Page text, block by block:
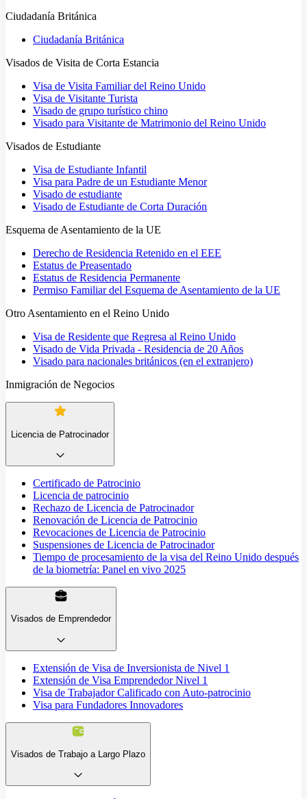
Ciudadanía Británica
Ciudadanía Británica
Visados de Visita de Corta Estancia
Visa de Visita Familiar del Reino Unido
Visa de Visitante Turista
Visado de grupo turístico chino
Visado para Visitante de Matrimonio del Reino Unido
Visados de Estudiante
Visa de Estudiante Infantil
Visa para Padre de un Estudiante Menor
Visado de estudiante
Visado de Estudiante de Corta Duración
Esquema de Asentamiento de la UE
Derecho de Residencia Retenido en el EEE
Estatus de Preasentado
Estatus de Residencia Permanente
Permiso Familiar del Esquema de Asentamiento de la UE
Otro Asentamiento en el Reino Unido
Visa de Residente que Regresa al Reino Unido
Visado de Vida Privada - Residencia de 20 Años
Visado para nacionales británicos (en el extranjero)
Inmigración de Negocios
Licencia de Patrocinador
Certificado de Patrocinio
Licencia de patrocinio
Rechazo de Licencia de Patrocinador
Renovación de Licencia de Patrocinio
Revocaciones de Licencia de Patrocinio
Suspensiones de Licencia de Patrocinador
Tiempo de procesamiento de la visa del Reino Unido después
de la biometría: Panel en vivo 2025
Visados de Emprendedor
Extensión de Visa de Inversionista de Nivel 1
Extensión de Visa Emprendedor Nivel 1
Visa de Trabajador Calificado con Auto-patrocinio
Visa para Fundadores Innovadores
Visados de Trabajo a Largo Plazo